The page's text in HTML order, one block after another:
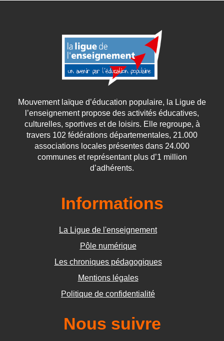
Mouvement laïque d’éducation populaire, la Ligue de
l’enseignement propose des activités éducatives,
culturelles, sportives et de loisirs. Elle regroupe, à
travers 102 fédérations départementales, 21.000
associations locales présentes dans 24.000
communes et représentant plus d’1 million
d’adhérents.
Informations
La Ligue de l'enseignement
Pôle numérique
Les chroniques pédagogiques
Mentions légales
Politique de confidentialité
Nous suivre